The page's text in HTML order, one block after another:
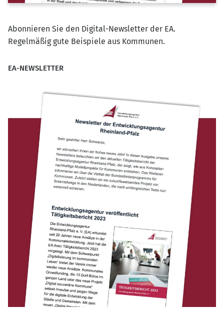
Abonnieren Sie den Digital-Newsletter der EA.
Regelmäßig gute Beispiele aus Kommunen.
EA-NEWSLETTER